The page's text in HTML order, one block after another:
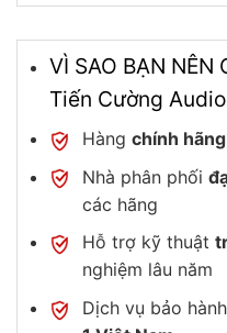
VÌ SAO BẠN NÊN
Tiến Cường
Hàng chính hãng
Nhà phân phối
các hãng
Hỗ trợ kỹ thuật
nghiệm lâu năm
Dịch vụ bảo